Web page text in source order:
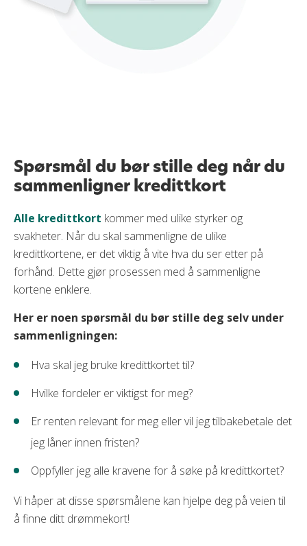
Spørsmål du bør stille deg når du
sammenligner kredittkort
Alle kredittkort kommer med ulike styrker og
svakheter. Når du skal sammenligne de ulike
kredittkortene, er det viktig å vite hva du ser etter på
forhånd. Dette gjør prosessen med å sammenligne
kortene enklere.
Her er noen spørsmål du bør stille deg selv under
sammenligningen:
Hva skal jeg bruke kredittkortet til?
Hvilke fordeler er viktigst for meg?
Er renten relevant for meg eller vil jeg tilbakebetale det
jeg låner innen fristen?
Oppfyller jeg alle kravene for å søke på kredittkortet?
Vi håper at disse spørsmålene kan hjelpe deg på veien til
å finne ditt drømmekort!